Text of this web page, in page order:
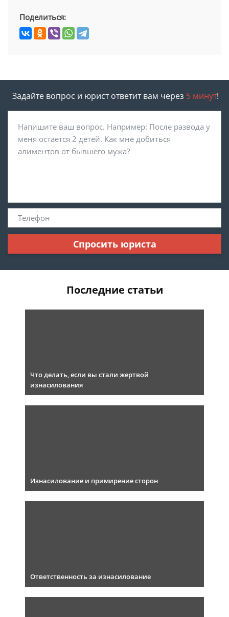
Поделиться:
Задайте вопрос и юрист ответит вам через 5 минут!
Спросить юриста
Последние статьи
Что делать, если вы стали жертвой
изнасилования
Изнасилование и примирение сторон
Ответственность за изнасилование